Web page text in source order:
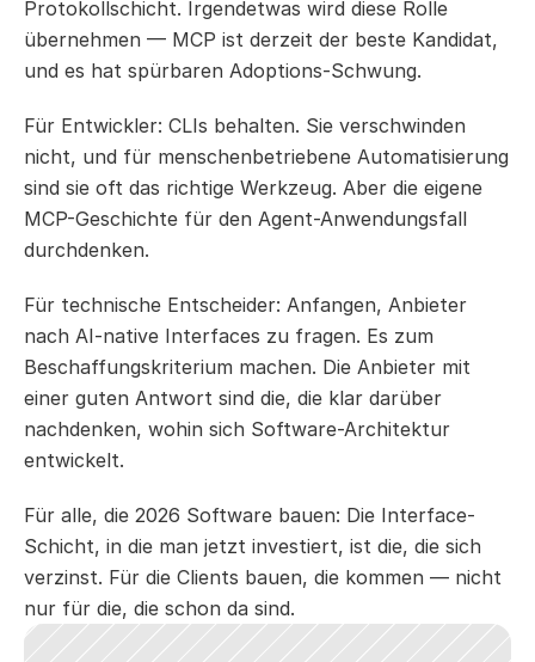
Protokollschicht. Irgendetwas wird diese Rolle
übernehmen — MCP ist derzeit der beste Kandidat,
und es hat spürbaren Adoptions-Schwung.
Für Entwickler: CLIs behalten. Sie verschwinden
nicht, und für menschenbetriebene Automatisierung
sind sie oft das richtige Werkzeug. Aber die eigene
MCP-Geschichte für den Agent-Anwendungsfall
durchdenken.
Für technische Entscheider: Anfangen, Anbieter
nach AI-native Interfaces zu fragen. Es zum
Beschaffungskriterium machen. Die Anbieter mit
einer guten Antwort sind die, die klar darüber
nachdenken, wohin sich Software-Architektur
entwickelt.
Für alle, die 2026 Software bauen: Die Interface-
Schicht, in die man jetzt investiert, ist die, die sich
verzinst. Für die Clients bauen, die kommen — nicht
nur für die, die schon da sind.